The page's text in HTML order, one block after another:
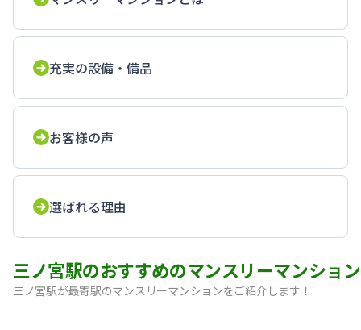
充実の設備・備品
お客様の声
選ばれる理由
三ノ宮駅のおすすめのマンスリーマンション
三ノ宮駅が最寄駅のマンスリーマンションをご紹介します！